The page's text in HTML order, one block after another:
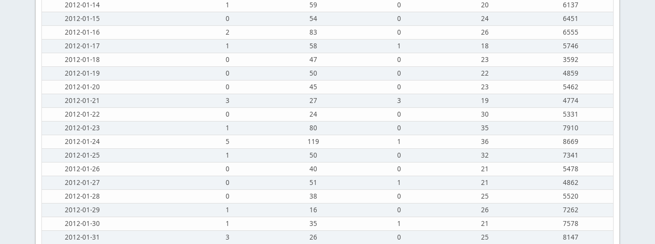
2012-01-14
1 59 0 20
6137
2012-01-15
0 54 0 24
6451
2012-01-16
2 83 0 26
6555
2012-01-17
1 58 1 18
5746
2012-01-18
0 47 0 23
3592
2012-01-19
0 50 0 22
4859
2012-01-20
0 45 0 23
5462
2012-01-21
3 27 3 19
4774
2012-01-22
0 24 0 30
5331
2012-01-23
1 80 0 35
7910
2012-01-24
5 119 1 36
8669
2012-01-25
1 50 0 32
7341
2012-01-26
0 40 0 21
5478
2012-01-27
0 51 1 21
4862
2012-01-28
0 38 0 25
5520
2012-01-29
1 16 0 26
7262
2012-01-30
1 35 1 21
7578
2012-01-31
3 26 0 25 8147